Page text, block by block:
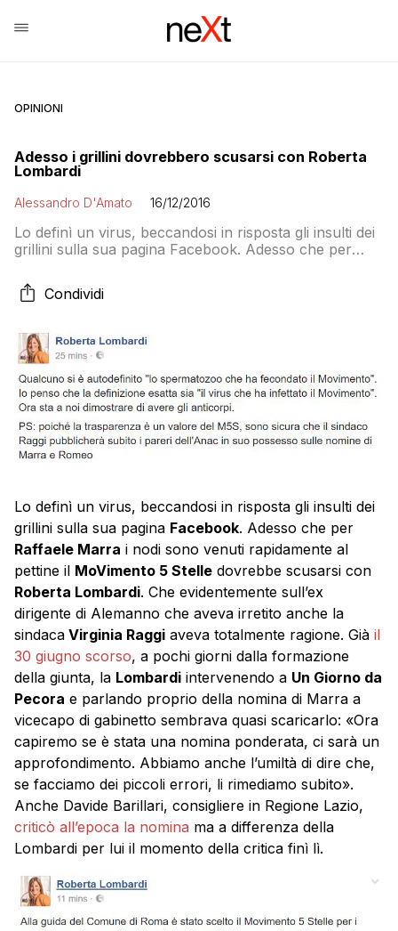
OPINIONI
Adesso i grillini dovrebbero scusarsi con Roberta
Lombardi
Alessandro D'Amato 16/12/2016
Lo definì un virus, beccandosi in risposta gli insulti dei
grillini sulla sua pagina Facebook. Adesso che per
pettine il MoVimento 5 Stelle dovrebbe scusarsi con
Roberta Lombardi. Che evidentemente sull’ex dirigente
Virginia Raggi aveva totalmente ragione. Già il […]
Condividi
Lo definì un virus, beccandosi in risposta gli insulti dei
grillini sulla sua pagina Facebook. Adesso che per
Raffaele Marra i nodi sono venuti rapidamente al
pettine il MoVimento 5 Stelle dovrebbe scusarsi con
Roberta Lombardi. Che evidentemente sull’ex
dirigente di Alemanno che aveva irretito anche la
sindaca Virginia Raggi aveva totalmente ragione. Già il
30 giugno scorso, a pochi giorni dalla formazione
della giunta, la Lombardi intervenendo a Un Giorno da
Pecora e parlando proprio della nomina di Marra a
vicecapo di gabinetto sembrava quasi scaricarlo: «Ora
capiremo se è stata una nomina ponderata, ci sarà un
approfondimento. Abbiamo anche l’umiltà di dire che,
se facciamo dei piccoli errori, li rimediamo subito».
Anche Davide Barillari, consigliere in Regione Lazio,
criticò all’epoca la nomina ma a differenza della
Lombardi per lui il momento della critica finì lì.